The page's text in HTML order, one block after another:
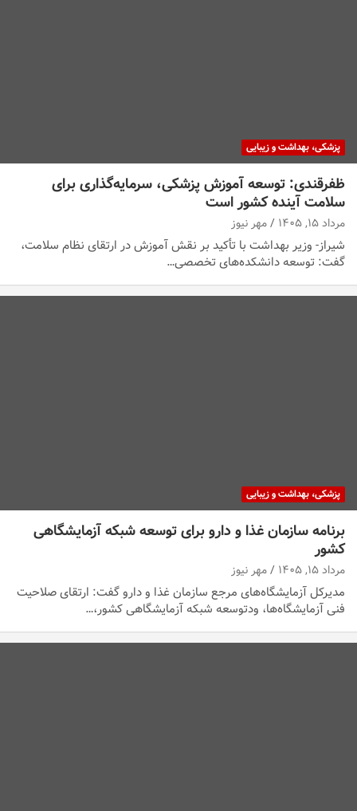
پزشکی، بهداشت و زیبایی
ظفرقندی: توسعه آموزش پزشکی، سرمایه‌گذاری برای
سلامت آینده کشور است
مرداد ۱۵, ۱۴۰۵ مهر نیوز
شیراز- وزیر بهداشت با تأکید بر نقش آموزش در ارتقای نظام سلامت،
گفت: توسعه دانشکده‌های تخصصی…
پزشکی، بهداشت و زیبایی
برنامه سازمان غذا و دارو برای توسعه شبکه آزمایشگاهی
کشور
مرداد ۱۵, ۱۴۰۵ مهر نیوز
مدیرکل آزمایشگاه‌های مرجع سازمان غذا و دارو گفت: ارتقای صلاحیت
فنی آزمایشگاه‌ها، ودتوسعه شبکه آزمایشگاهی کشور،…